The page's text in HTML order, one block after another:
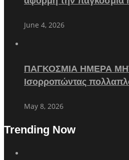
June 4, 2026
ΠΑΓΚΟΣΜΙΑ ΗΜΕΡΑ
Ισορροπώντας
May 8, 2026
Trending Now